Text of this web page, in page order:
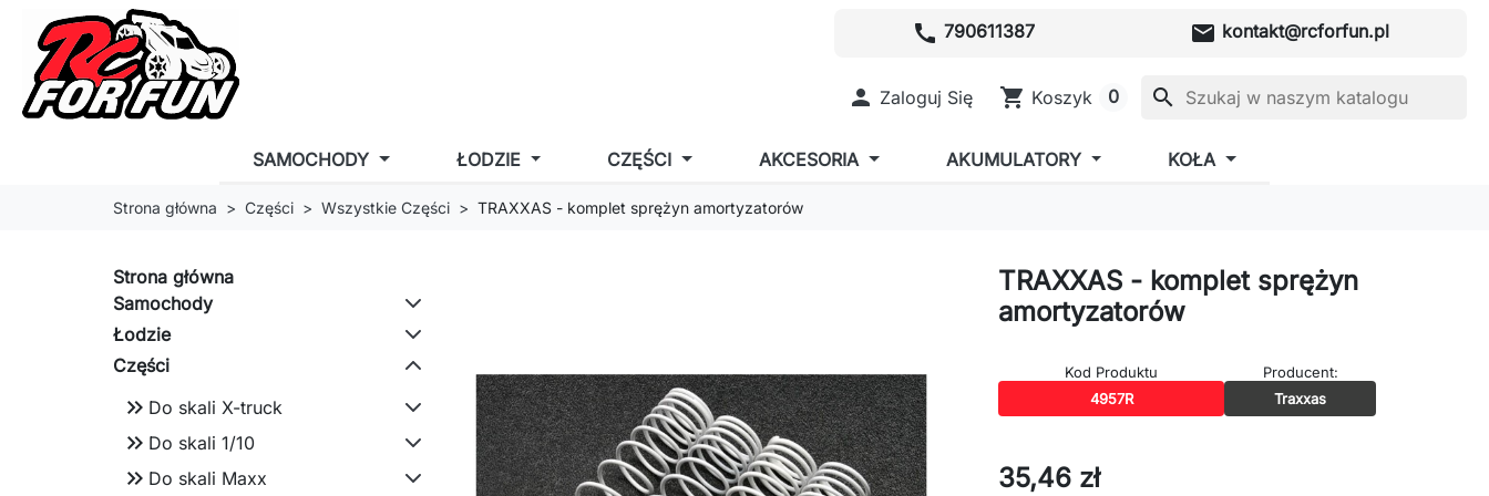
call 790611387 mail kontakt@rcforfun.pl
 Zaloguj Się shopping_cart Koszyk 0 search
SAMOCHODY ŁODZIE CZĘŚCI AKCESORIA AKUMULATORY KOŁA
Strona główna Części Wszystkie Części TRAXXAS - komplet sprężyn amortyzatorów
Strona główna
Samochody
Łodzie
Części
keyboard_double_arrow_right Do skali X-truck
keyboard_double_arrow_right Do skali 1/10
keyboard_double_arrow_right Do skali Maxx
TRAXXAS - komplet sprężyn
amortyzatorów
Kod Produktu
4957R
Producent:
Traxxas
35,46 zł